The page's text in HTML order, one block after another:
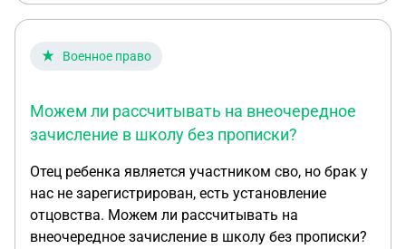
Военное право
Можем ли рассчитывать на внеочередное
зачисление в школу без прописки?
Отец ребенка является участником сво, но брак у
нас не зарегистрирован, есть установление
отцовства. Можем ли рассчитывать на
внеочередное зачисление в школу без прописки?